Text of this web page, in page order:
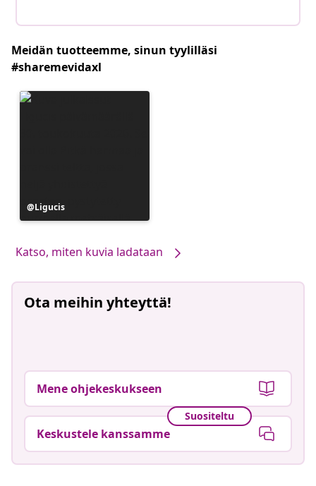
Meidän tuotteemme, sinun tyylilläsi
#sharemevidaxl
Julkaissut
Ligucis
Katso, miten kuvia ladataan
Ota meihin yhteyttä!
Mene ohjekeskukseen
Suositeltu
Keskustele kanssamme